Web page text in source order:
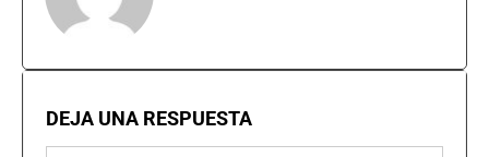
DEJA UNA RESPUESTA